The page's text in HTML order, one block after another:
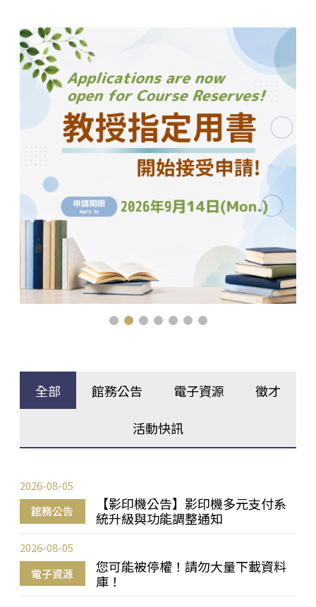
全部 館務公告 電子資源 徵才
活動快訊
館務公告
【影印機公告】影印機多元支付系
統升級與功能調整通知
2026-08-05
電子資源
您可能被停權！請勿大量下載資料
庫！
2026-08-05